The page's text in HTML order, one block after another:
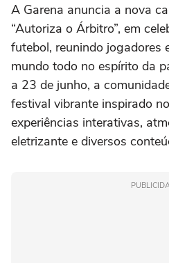
A Garena anuncia a nova
“Autoriza o Árbitro”, em
futebol, reunindo jogadores
mundo todo no espírito da
a 23 de junho, a
festival vibrante inspirado
experiências interativas,
eletrizante e diversos